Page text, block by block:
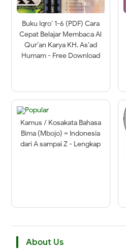
Buku Iqro’ 1-6 (PDF) Cara
Cepat Belajar Membaca Al
Qur’an Karya KH. As’ad
Humam - Free Download
Kamus / Kosakata Bahasa
Bima (Mbojo) = Indonesia
dari A sampai Z - Lengkap
About Us